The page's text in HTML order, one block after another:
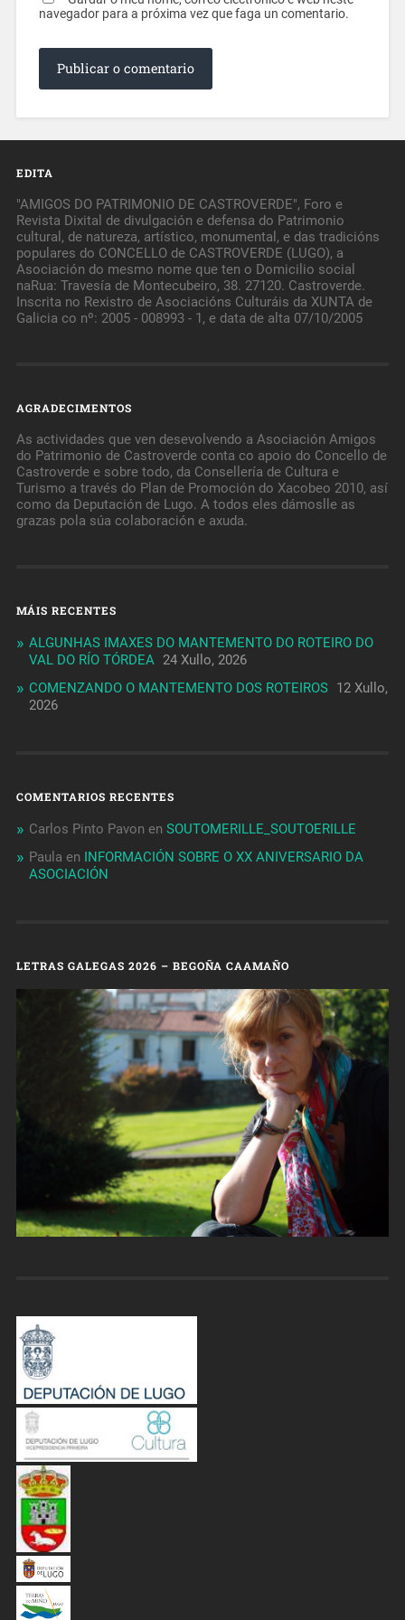
navegador para a próxima vez que faga un comentario.
EDITA
"AMIGOS DO PATRIMONIO DE CASTROVERDE", Foro e
Revista Dixital de divulgación e defensa do Patrimonio
cultural, de natureza, artístico, monumental, e das tradicións
populares do CONCELLO de CASTROVERDE (LUGO), a
Asociación do mesmo nome que ten o Domicilio social
naRua: Travesía de Montecubeiro, 38. 27120. Castroverde.
Inscrita no Rexistro de Asociacións Culturáis da XUNTA de
Galicia co nº: 2005 - 008993 - 1, e data de alta 07/10/2005
AGRADECIMENTOS
As actividades que ven desevolvendo a Asociación Amigos
do Patrimonio de Castroverde conta co apoio do Concello de
Castroverde e sobre todo, da Consellería de Cultura e
Turismo a través do Plan de Promoción do Xacobeo 2010, así
como da Deputación de Lugo. A todos eles dámoslle as
grazas pola súa colaboración e axuda.
MÁIS RECENTES
ALGUNHAS IMAXES DO MANTEMENTO DO ROTEIRO DO
VAL DO RÍO TÓRDEA 24 Xullo, 2026
COMENZANDO O MANTEMENTO DOS ROTEIROS 12 Xullo,
2026
COMENTARIOS RECENTES
Carlos Pinto Pavon en SOUTOMERILLE_SOUTOERILLE
Paula en INFORMACIÓN SOBRE O XX ANIVERSARIO DA
ASOCIACIÓN
LETRAS GALEGAS 2026 – BEGOÑA CAAMAÑO